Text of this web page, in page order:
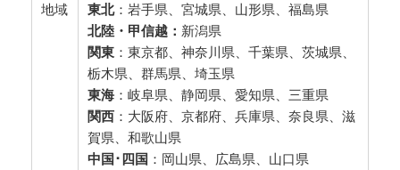
地域 東北：岩手県、宮城県、山形県、福島県
北陸・甲信越： 新潟県
関東 ：東京都、神奈川県、千葉県、茨城県、
栃木県、群馬県、埼玉県
東海 ：岐阜県、静岡県、愛知県、三重県
関西 ：大阪府、京都府、兵庫県、奈良県、滋
賀県、和歌山県
中国･四国 ：岡山県、広島県、山口県